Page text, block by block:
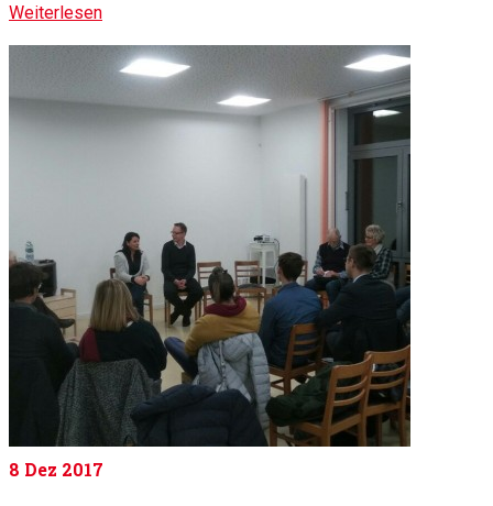
Weiterlesen
8 Dez 2017